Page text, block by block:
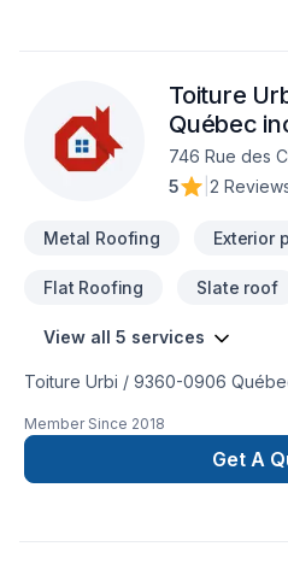
Toiture
Québec
746 Rue des
5
2
Metal Roofing Exterior
Flat Roofing Slate roof
View all 5 services
Toiture Urbi / 9360-0906
acier pour embellir vos espaces
St-Laurent,Capitale-
Appalaches,Côte
Member Since 2018
Get A